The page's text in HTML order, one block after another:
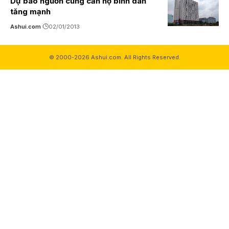
tăng mạnh
Ashui.com 02/01/2013
© 2000-2026 Ashui.com. All Rights Reserved.